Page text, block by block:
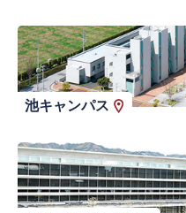
池キャンパス